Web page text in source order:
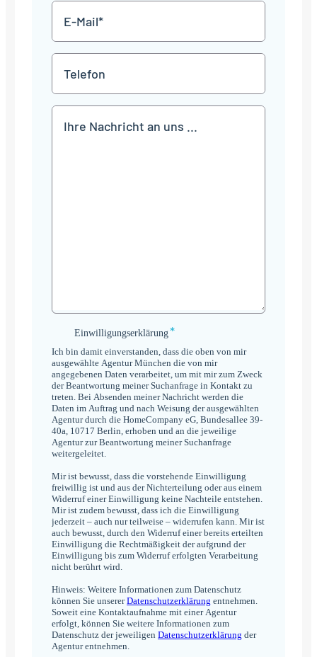
Mail
*
Einwilligungserklärung
Einwilligungserklärung*
Ich bin damit einverstanden, dass die oben von mir
ausgewählte Agentur München die von mir
angegebenen Daten verarbeitet, um mit mir zum Zweck
der Beantwortung meiner Suchanfrage in Kontakt zu
treten. Bei Absenden meiner Nachricht werden die
Daten im Auftrag und nach Weisung der ausgewählten
Agentur durch die HomeCompany eG, Bundesallee 39-
40a, 10717 Berlin, erhoben und an die jeweilige
Agentur zur Beantwortung meiner Suchanfrage
weitergeleitet.
Mir ist bewusst, dass die vorstehende Einwilligung
freiwillig ist und aus der Nichterteilung oder aus einem
Widerruf einer Einwilligung keine Nachteile entstehen.
Mir ist zudem bewusst, dass ich die Einwilligung
jederzeit – auch nur teilweise – widerrufen kann. Mir ist
auch bewusst, durch den Widerruf einer bereits erteilten
Einwilligung die Rechtmäßigkeit der aufgrund der
Einwilligung bis zum Widerruf erfolgten Verarbeitung
nicht berührt wird.
Hinweis: Weitere Informationen zum Datenschutz
können Sie unsererDatenschutzerklärung entnehmen.
Soweit eine Kontaktaufnahme mit einer Agentur
erfolgt, können Sie weitere Informationen zum
Datenschutz der jeweiligen Datenschutzerklärung der
Agentur entnehmen.